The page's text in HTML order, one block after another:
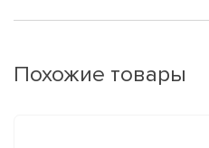
Похожие товары